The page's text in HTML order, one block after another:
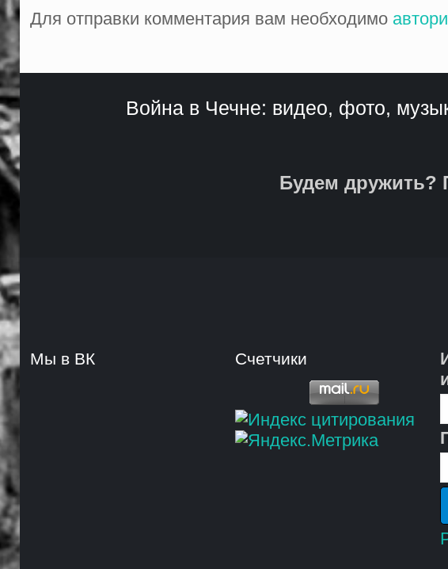
Для отправки комментария вам необходимо
Война в Чечне: видео, фото,
Будем дружить?
Мы в ВК Счетчики